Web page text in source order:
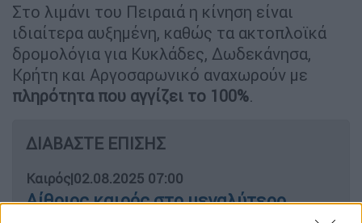
Στο λιμάνι του Πειραιά η κίνηση είναι
ιδιαίτερα αυξημένη, καθώς τα ακτοπλοϊκά
δρομολόγια για Κυκλάδες, Δωδεκάνησα,
Κρήτη και Αργοσαρωνικό αναχωρούν με
πληρότητα που αγγίζει το 100%.
ΔΙΑΒΑΣΤΕ ΕΠΙΣΗΣ
Καιρός|02.08.2025 07:00
Αίθριος καιρός στο μεγαλύτερο